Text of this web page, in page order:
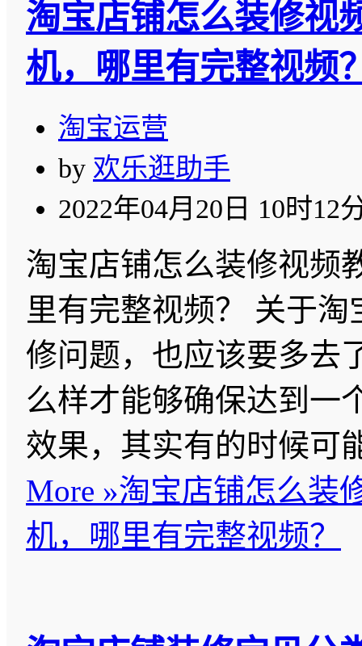
淘宝店铺怎么装修视
机，哪里有完整视频
淘宝运营
by 欢乐逛助手
2022年04月20日 10时12
淘宝店铺怎么装修视频
里有完整视频？ 关于淘
修问题，也应该要多去
么样才能够确保达到一
效果，其实有的时候
More »淘宝店铺怎么装
机，哪里有完整视频？